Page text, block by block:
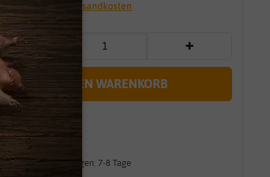
MwSt. zzgl. Versandkosten
IN DEN WARENKORB
sofort lieferbar
9Stück
für größere Mengen: 7-8 Tage